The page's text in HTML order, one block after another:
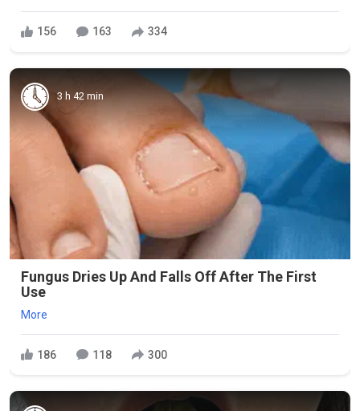
156 163 334
3 h 42 min
Fungus Dries Up And Falls Off After The First
Use
More
186 118 300